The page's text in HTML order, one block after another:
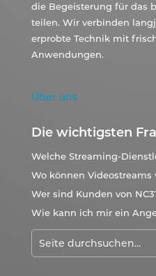
die Begeisterung für das
teilen. Wir verbinden
erprobte Technik mit
Anwendungen.
Über uns
Die wichtigsten
Welche Streaming-
Wo können Videostreams
Wer sind Kunden von
Wie kann ich mir ein